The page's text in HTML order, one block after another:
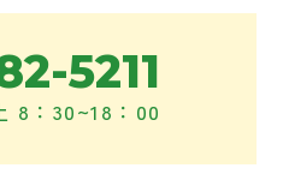
5211
8：30~18：00